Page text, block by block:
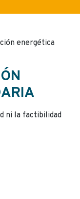
energética
ni la factibilidad